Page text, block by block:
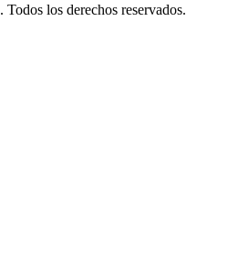
. Todos los derechos reservados.